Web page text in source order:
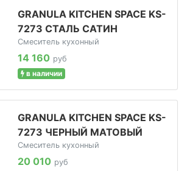
GRANULA KITCHEN SPACE KS-
7273 СТАЛЬ САТИН
Смеситель кухонный
14 160 руб
в наличии
GRANULA KITCHEN SPACE KS-
7273 ЧЕРНЫЙ МАТОВЫЙ
Смеситель кухонный
20 010 руб